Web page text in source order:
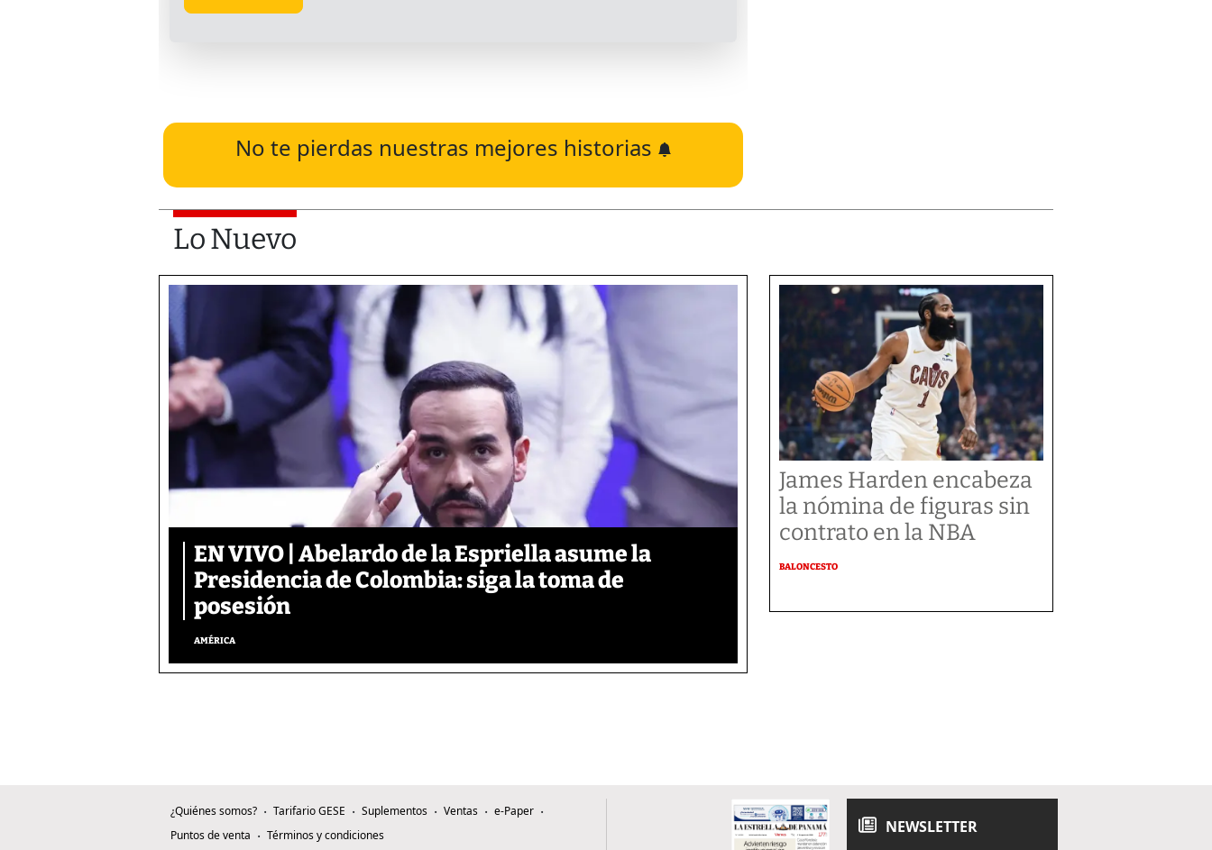
No te pierdas nuestras mejores historias
Lo Nuevo
EN VIVO | Abelardo de la Espriella asume la
Presidencia de Colombia: siga la toma de
posesión
AMÉRICA
James Harden encabeza
la nómina de figuras sin
contrato en la NBA
BALONCESTO
¿Quiénes somos? Tarifario GESE Suplementos Ventas
e-Paper
Puntos de venta
Términos y condiciones NEWSLETTER